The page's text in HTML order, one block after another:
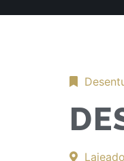
Lajeado